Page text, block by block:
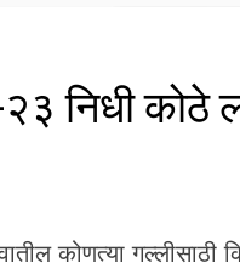
निधी कोठे
कोणत्या गल्लीसाठी